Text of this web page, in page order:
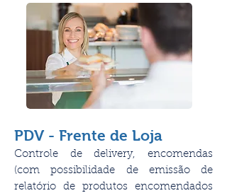
PDV - Frente de Loja
Controle de delivery, encomendas
(com possibilidade de emissão de
relatório de produtos encomendados